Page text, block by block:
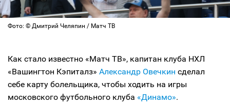
Фото: © Дмитрий Челяпин / Матч ТВ
Как стало известно «Матч ТВ», капитан клуба НХЛ
«Вашингтон Кэпиталз» Александр Овечкин сделал
себе карту болельщика, чтобы ходить на игры
московского футбольного клуба «Динамо».